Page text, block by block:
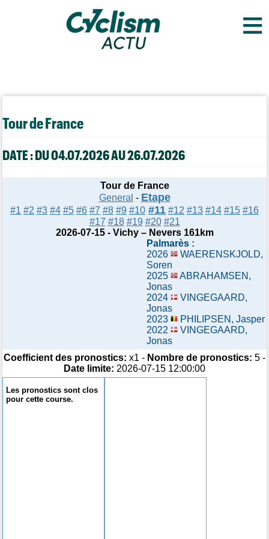
≡
Tour de France
DATE : DU 04.07.2026 AU 26.07.2026
Tour de France
General - Etape
#1 #2 #3 #4 #5 #6 #7 #8 #9 #10 #11 #12 #13 #14 #15 #16
#17 #18 #19 #20 #21
2026-07-15 - Vichy – Nevers 161km
Palmarès :
2026
WAERENSKJOLD,
Soren
2025
ABRAHAMSEN,
Jonas
2024
VINGEGAARD,
Jonas
2023
PHILIPSEN, Jasper
2022
VINGEGAARD,
Jonas
Coefficient des pronostics: x1 - Nombre de pronostics: 5 -
Date limite: 2026-07-15 12:00:00
Les pronostics sont clos
pour cette course.